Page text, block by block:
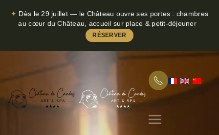
Skip to main content
✦ Dès le 29 juillet — le Château ouvre ses portes : chambres
au cœur du Château, accueil sur place & petit-déjeuner
RÉSERVER